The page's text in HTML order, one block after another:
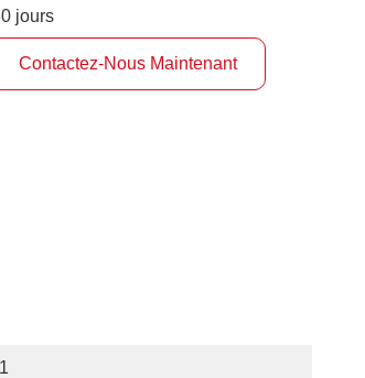
jours
Contactez-Nous Maintenant